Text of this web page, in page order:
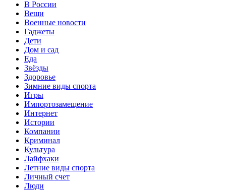
В России
Вещи
Военные новости
Гаджеты
Дети
Дом и сад
Еда
Звёзды
Здоровье
Зимние виды спорта
Игры
Импортозамещение
Интернет
Истории
Компании
Криминал
Культура
Лайфхаки
Летние виды спорта
Личный счет
Люди